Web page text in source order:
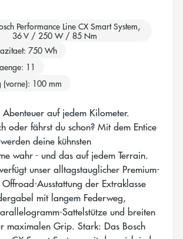
Performance Line CX Smart System,
36 V / 250 W / 85 Nm
750 Wh
11
(vorne) 100 mm
Abenteuer auf jedem Kilometer.
oder fährst du schon? Mit dem Entice
deine kühnsten
wahr - und das auf jedem Terrain.
unser alltagstauglicher Premium-
Ausstattung der Extraklasse
mit langem Federweg,
Sattelstütze und breiten
maximalen Grip. Stark: Das Bosch